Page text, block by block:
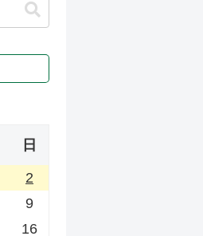
日
2
9
16